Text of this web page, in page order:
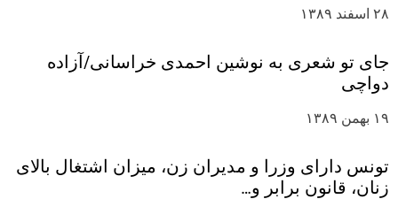
۲۸ اسفند ۱۳۸۹
جای تو شعری به نوشین احمدی خراسانی/آزاده
دواچی
۱۹ بهمن ۱۳۸۹
تونس دارای وزرا و مدیران زن، میزان اشتغال بالای
زنان، قانون برابر و…